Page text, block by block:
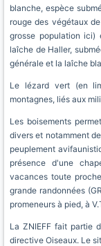
blanche, espèce
rouge des végétaux
grosse population
laîche de Haller,
générale et la laîche
Le lézard vert (en
montagnes, liés aux
Les boisements
divers et notamment
peuplement
présence d'une
vacances toute
grande randonnées
promeneurs à pied, à
La ZNIEFF fait partie
directive Oiseaux. Le